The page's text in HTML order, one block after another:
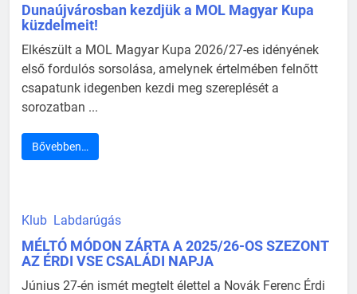
Dunaújvárosban kezdjük a MOL Magyar Kupa
küzdelmeit!
Elkészült a MOL Magyar Kupa 2026/27-es idényének
első fordulós sorsolása, amelynek értelmében felnőtt
csapatunk idegenben kezdi meg szereplését a
sorozatban ...
Bővebben…
Klub Labdarúgás
MÉLTÓ MÓDON ZÁRTA A 2025/26-OS SZEZONT
AZ ÉRDI VSE CSALÁDI NAPJA
Június 27-én ismét megtelt élettel a Novák Ferenc Érdi